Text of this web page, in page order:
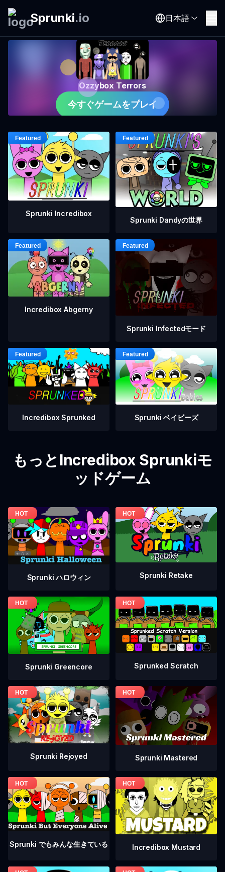
Sprunki.io 日本語
Ozzybox Terrors
今すぐゲームをプレイ
Sprunki Incredibox
Sprunki Dandyの世界
Incredibox Abgerny
Sprunki Infectedモード
Incredibox Sprunked Sprunki ベイビーズ
もっとIncredibox Sprunkiモ
ッドゲーム
Sprunki ハロウィン Sprunki Retake
Sprunki Greencore Sprunked Scratch
Sprunki Rejoyed Sprunki Mastered
Sprunki でもみんな生きている Incredibox Mustard